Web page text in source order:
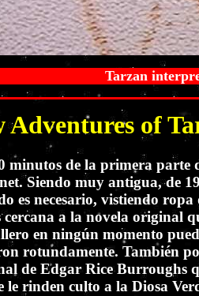
Tarzan interpretado por
Adventures of
de la primera
Siendo muy antigua, de
necesario, vistiendo
a la novela original
en ningún momento
rotundamente. También
Edgar Rice Burroughs
le rinden culto a la Diosa